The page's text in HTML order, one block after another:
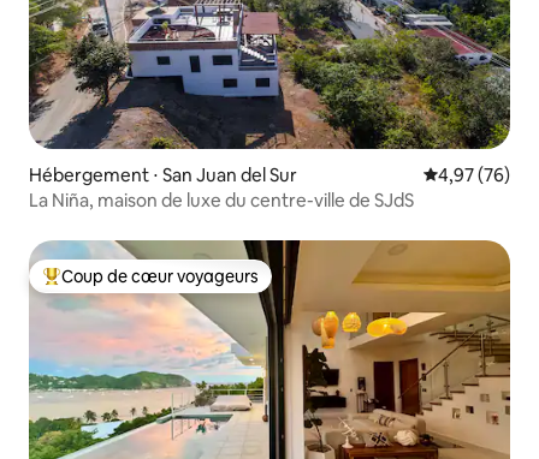
Hébergement ⋅ San Juan del Sur Évaluation
4,97 (76)
La Niña, maison de luxe du centre-ville de SJdS
Coups de cœur voyageurs les plus appréciés
Coup de cœur voyageurs